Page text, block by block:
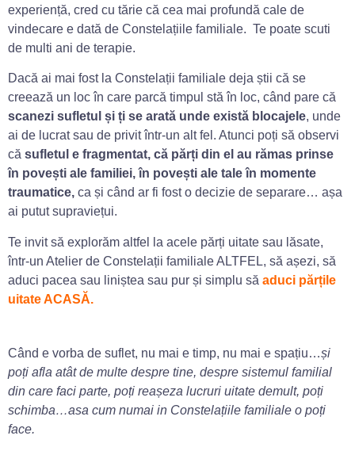
experiență, cred cu tărie că cea mai profundă cale de
vindecare e dată de Constelațiile familiale. Te poate scuti
de multi ani de terapie.
Dacă ai mai fost la Constelații familiale deja știi că se
creează un loc în care parcă timpul stă în loc, când pare că
scanezi sufletul și ți se arată unde există blocajele, unde
ai de lucrat sau de privit într-un alt fel. Atunci poți să observi
că sufletul e fragmentat, că părți din el au rămas prinse
în povești ale familiei, în povești ale tale în momente
traumatice, ca și când ar fi fost o decizie de separare… așa
ai putut supraviețui.
Te invit să explorăm altfel la acele părți uitate sau lăsate,
într-un Atelier de Constelații familiale ALTFEL, să așezi, să
aduci pacea sau liniștea sau pur și simplu să aduci părțile
uitate ACASĂ.
Când e vorba de suflet, nu mai e timp, nu mai e spațiu…și
poți afla atât de multe despre tine, despre sistemul familial
din care faci parte, poți reașeza lucruri uitate demult, poți
schimba…asa cum numai in Constelațiile familiale o poți
face.